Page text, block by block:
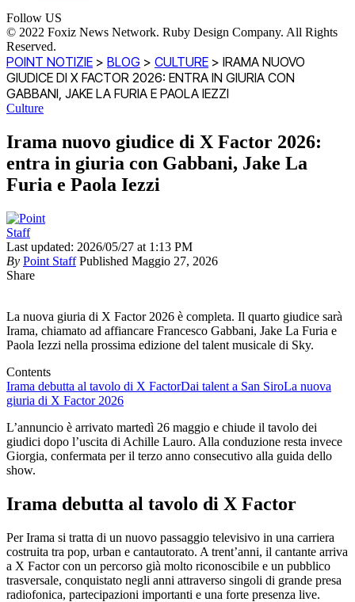
Follow US
© 2022 Foxiz News Network. Ruby Design Company. All Rights
Reserved.
POINT NOTIZIE > BLOG > CULTURE > IRAMA NUOVO
GIUDICE DI X FACTOR 2026: ENTRA IN GIURIA CON
GABBANI, JAKE LA FURIA E PAOLA IEZZI
Culture
Irama nuovo giudice di X Factor 2026:
entra in giuria con Gabbani, Jake La
Furia e Paola Iezzi
Last updated: 2026/05/27 at 1:13 PM
By Point Staff Published Maggio 27, 2026
Share
La nuova giuria di X Factor 2026 è completa. Il quarto giudice sarà
Irama, chiamato ad affiancare Francesco Gabbani, Jake La Furia e
Paola Iezzi nella prossima edizione del talent musicale di Sky.
Contents
Irama debutta al tavolo di X FactorDai talent a San SiroLa nuova
giuria di X Factor 2026
L’annuncio è arrivato martedì 26 maggio e chiude il tavolo dei
giudici dopo l’uscita di Achille Lauro. Alla conduzione resta invece
Giorgia, confermata per il terzo anno consecutivo alla guida dello
show.
Irama debutta al tavolo di X Factor
Per Irama si tratta di un nuovo passaggio televisivo in una carriera
costruita tra pop, urban e cantautorato. A trent’anni, il cantante arriva
a X Factor con un percorso già molto riconoscibile e un pubblico
trasversale, conquistato negli anni attraverso singoli di grande presa
radiofonica, partecipazioni importanti e una forte presenza live.